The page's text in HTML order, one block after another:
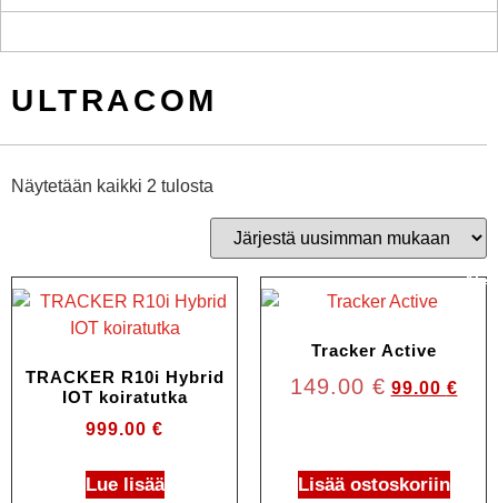
ULTRACOM
Näytetään kaikki 2 tulosta
TRACKER R10i Hybrid
IOT koiratutka
999.00 €
Lue lisää
Ale!
Tracker Active
149.00 € 99.00 €
Lisää ostoskoriin